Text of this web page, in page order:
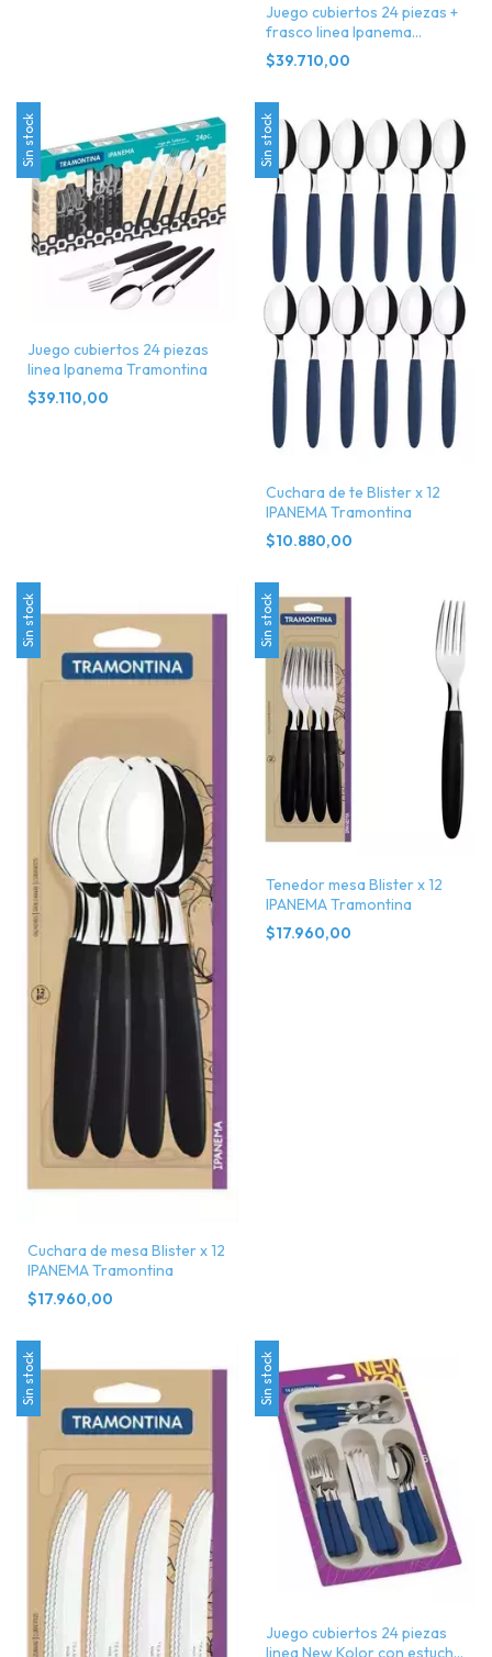
Juego cubiertos 24 piezas +
frasco linea Ipanema
Tramontina
$39.710,00
Sin stock
Juego cubiertos 24 piezas
linea Ipanema Tramontina
$39.110,00
Sin stock
Cuchara de te Blister x 12
IPANEMA Tramontina
$10.880,00
Sin stock
Cuchara de mesa Blister x 12
IPANEMA Tramontina
$17.960,00
Sin stock
Tenedor mesa Blister x 12
IPANEMA Tramontina
$17.960,00
Sin stock Sin stock
Juego cubiertos 24 piezas
linea New Kolor con estuche